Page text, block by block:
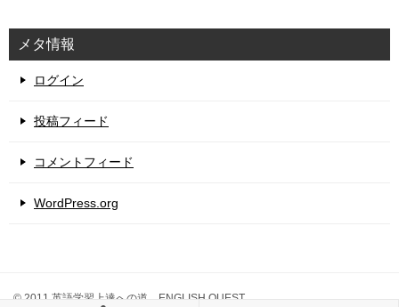
メタ情報
ログイン
投稿フィード
コメントフィード
WordPress.org
© 2011 英語学習上達への道 ENGLISH QUEST